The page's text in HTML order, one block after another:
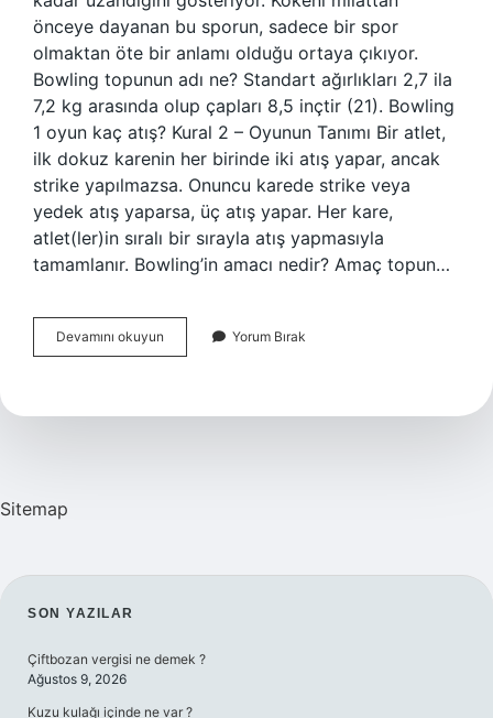
önceye dayanan bu sporun, sadece bir spor
olmaktan öte bir anlamı olduğu ortaya çıkıyor.
Bowling topunun adı ne? Standart ağırlıkları 2,7 ila
7,2 kg arasında olup çapları 8,5 inçtir (21). Bowling
1 oyun kaç atış? Kural 2 – Oyunun Tanımı Bir atlet,
ilk dokuz karenin her birinde iki atış yapar, ancak
strike yapılmazsa. Onuncu karede strike veya
yedek atış yaparsa, üç atış yapar. Her kare,
atlet(ler)in sıralı bir sırayla atış yapmasıyla
tamamlanır. Bowling’in amacı nedir? Amaç topun…
Devamını okuyun
Ne
Edildi
Yorum Bırak
Sitemap
SIDEBAR
SON YAZILAR
Çiftbozan vergisi ne demek ?
Ağustos 9, 2026
Kuzu kulağı içinde ne var ?